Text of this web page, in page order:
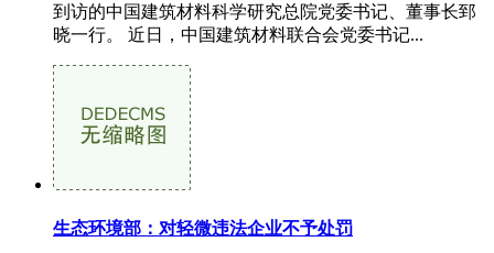
到访的中国建筑材料科学研究总院党委书记、董事长郅
晓一行。 近日，中国建筑材料联合会党委书记...
生态环境部：对轻微违法企业不予处罚